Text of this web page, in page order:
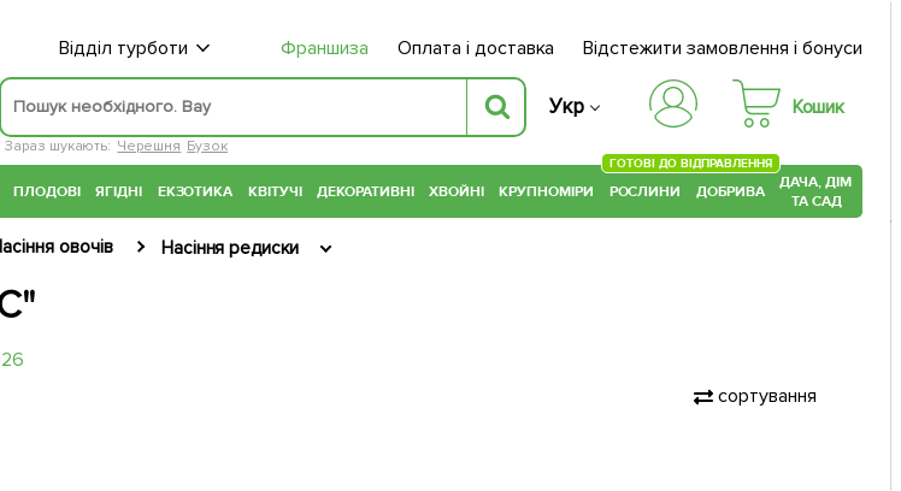
Відділ турботи Франшиза Оплата і доставка Відстежити замовлення і бонуси
Зараз шукають: Черешня Бузок
Укр Кошик
ПЛОДОВІ ЯГІДНІ ЕКЗОТИКА КВІТУЧІ ДЕКОРАТИВНІ ХВОЙНІ КРУПНОМІРИ РОСЛИНИ
ГОТОВІ ДО ВІДПРАВЛЕННЯ
ДОБРИВА
ДАЧА, ДІМ
ТА САД
овочів Насіння редиски
сортування